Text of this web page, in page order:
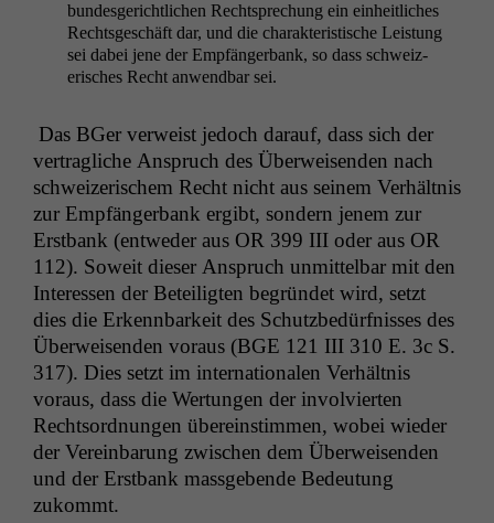
bun­des­gerichtlichen Recht­sprechung ein ein­heitlich­es
Rechts­geschäft dar, und die charak­ter­is­tis­che Leis­tung
sei dabei jene der Empfänger­bank, so dass schweiz­
erisches Recht anwend­bar sei.
Das BGer ver­weist jedoch darauf, dass sich der
ver­tragliche Anspruch des Über­weisenden nach
schweiz­erischem Recht nicht aus seinem Ver­hält­nis
zur Empfänger­bank ergibt, son­dern jen­em zur
Erst­bank (entwed­er aus OR 399 III oder aus OR
112). Soweit dieser Anspruch unmit­tel­bar mit den
Inter­essen der Beteiligten begrün­det wird, set­zt
dies die Erkennbarkeit des Schutzbedürfniss­es des
Über­weisenden voraus (BGE 121 III 310 E. 3c S.
317). Dies set­zt im inter­na­tionalen Ver­hält­nis
voraus, dass die Wer­tun­gen der involvierten
Recht­sor­d­nun­gen übere­in­stim­men, wobei wieder
der Vere­in­barung zwis­chen dem Über­weisenden
und der Erst­bank mass­gebende Bedeu­tung
zukommt.